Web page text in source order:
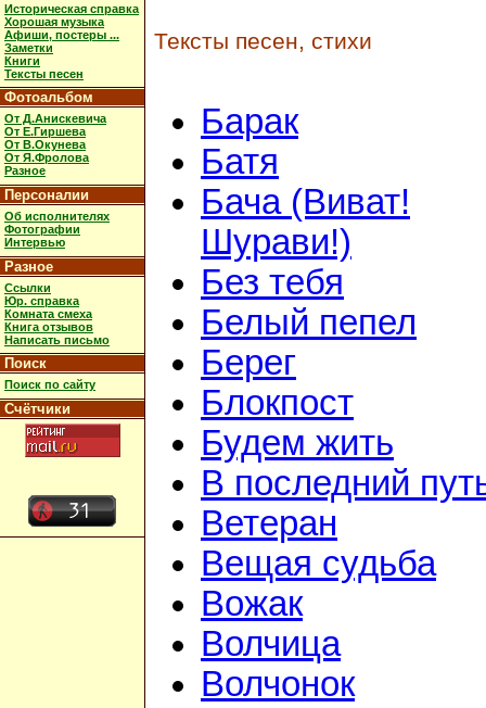
Историческая справка
Хорошая музыка
Афиши, постеры ...
Заметки
Книги
Тексты песен
Фотоальбом
От Д.Анискевича
От Е.Гиршева
От В.Окунева
От Я.Фролова
Разное
Персоналии
Об исполнителях
Фотографии
Интервью
Разное
Ссылки
Юр. справка
Комната смеха
Книга отзывов
Написать письмо
Поиск
Поиск по сайту
Счётчики
Тексты песен, стихи
Барак
Батя
Бача (Виват!
Шурави!)
Без тебя
Белый пепел
Берег
Блокпост
Будем жить
В последний
Ветеран
Вещая судьба
Вожак
Волчица
Волчонок